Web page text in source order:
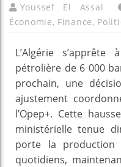
Youssef El Assal
Économie, Finance,
L’Algérie
pétrolière de 6 000
prochain, une
ajustement
l’Opep+. Cette
ministérielle tenue
porte la production
quotidiens,